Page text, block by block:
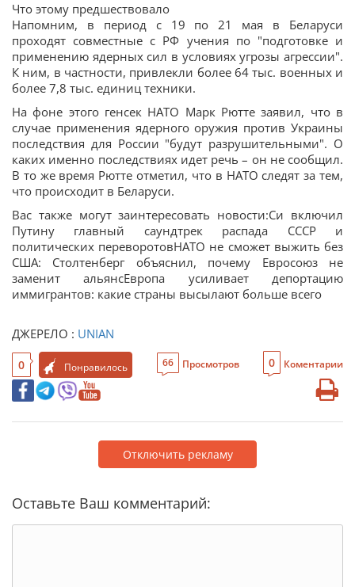
Что этому предшествовало
Напомним, в период с 19 по 21 мая в Беларуси
проходят совместные с РФ учения по "подготовке и
применению ядерных сил в условиях угрозы агрессии".
К ним, в частности, привлекли более 64 тыс. военных и
более 7,8 тыс. единиц техники.
На фоне этого генсек НАТО Марк Рютте заявил, что в
случае применения ядерного оружия против Украины
последствия для России "будут разрушительными". О
каких именно последствиях идет речь – он не сообщил.
В то же время Рютте отметил, что в НАТО следят за тем,
что происходит в Беларуси.
Вас также могут заинтересовать новости:Си включил
Путину главный саундтрек распада СССР и
политических переворотовНАТО не сможет выжить без
США: Столтенберг объяснил, почему Евросоюз не
заменит альянсЕвропа усиливает депортацию
иммигрантов: какие страны высылают больше всего
ДЖЕРЕЛО : UNIAN
0 Понравилось 66 Просмотров 0 Коментарии
Отключить рекламу
Оставьте Ваш комментарий: